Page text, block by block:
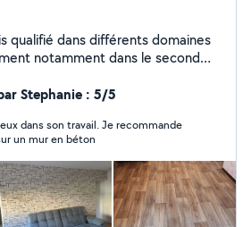
qualifié dans différents domaines
notamment dans le second
Stephanie : 5/5
dans son travail. Je recommande
un mur en béton